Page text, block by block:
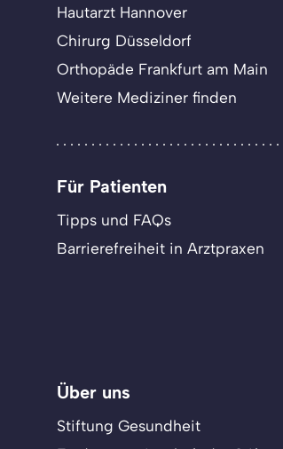
Hautarzt Hannover
Chirurg Düsseldorf
Orthopäde Frankfurt am Main
Weitere Mediziner finden
Für Patienten
Tipps und FAQs
Barrierefreiheit in Arztpraxen
Über uns
Stiftung Gesundheit